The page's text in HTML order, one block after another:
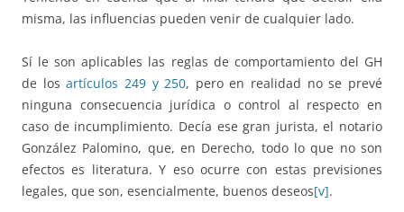
misma, las influencias pueden venir de cualquier lado.
Sí le son aplicables las reglas de comportamiento del GH
de losartículos 249 y 250, pero en realidad no se prevé
ninguna consecuencia jurídica o control al respecto en
caso de incumplimiento. Decía ese gran jurista, el notario
González Palomino, que, en Derecho, todo lo que no son
efectos es literatura. Y eso ocurre con estas previsiones
legales, que son, esencialmente, buenos deseos[v].